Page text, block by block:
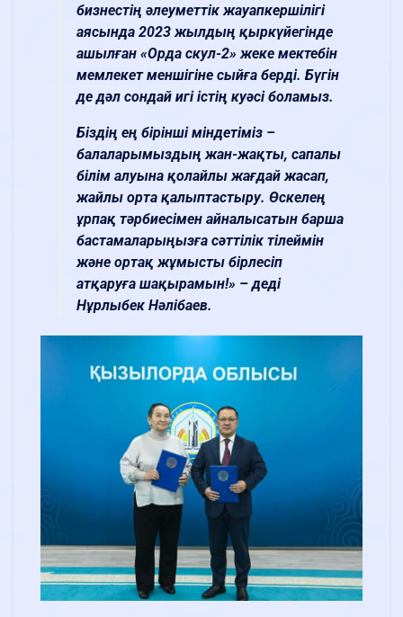
бизнестің әлеуметтік жауапкершілігі
аясында 2023 жылдың қыркүйегінде
ашылған «Oрда скул-2» жеке мектебін
мемлекет меншігіне сыйға берді. Бүгін
де дәл сондай игі істің куәсі боламыз.
Біздің ең бірінші міндетіміз –
балаларымыздың жан-жақты, сапалы
білім алуына қолайлы жағдай жасап,
жайлы орта қалыптастыру. Өскелең
ұрпақ тәрбиесімен айналысатын барша
бастамаларыңызға сәттілік тілеймін
және ортақ жұмысты бірлесіп
атқаруға шақырамын!» – деді
Нұрлыбек Нәлібаев.